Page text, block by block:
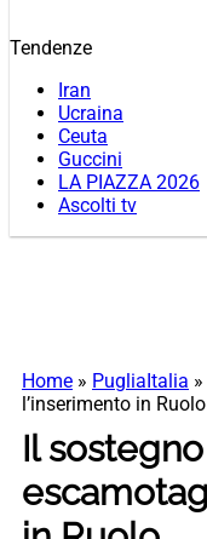
Tendenze
Iran
Ucraina
Ceuta
Guccini
LA PIAZZA 2026
Ascolti tv
Home » PugliaItalia »
l’inserimento in Ruolo
Il